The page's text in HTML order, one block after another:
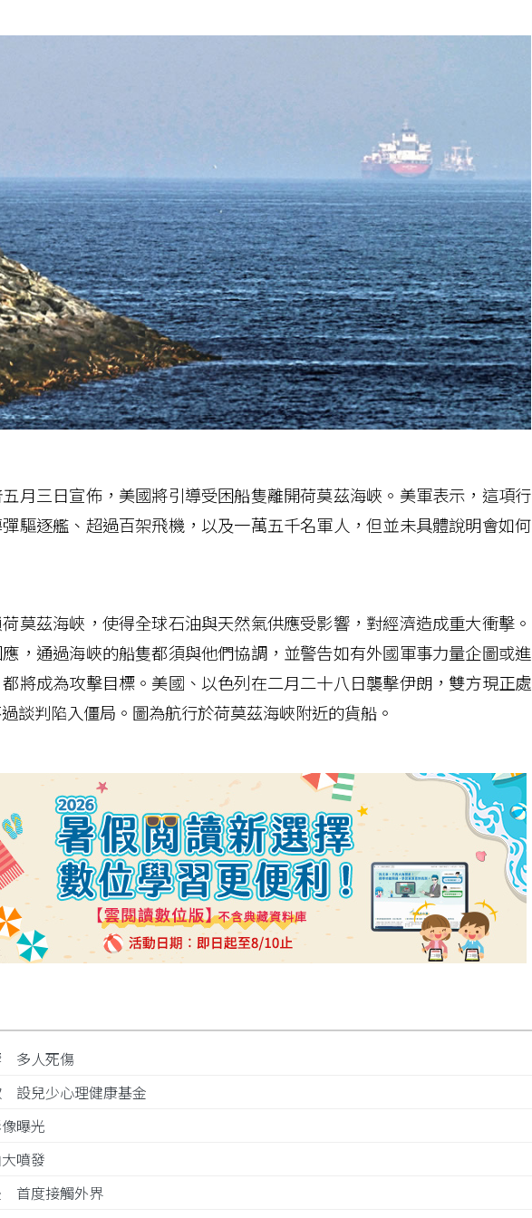
月三日宣佈，美國將引導受困船隻離開荷莫茲海峽。美軍表示，這項行
驅逐艦、超過百架飛機，以及一萬五千名軍人，但並未具體說明會如何
莫茲海峽，使得全球石油與天然氣供應受影響，對經濟造成重大衝擊。
，通過海峽的船隻都須與他們協調，並警告如有外國軍事力量企圖或進
將成為攻擊目標。美國、以色列在二月二十八日襲擊伊朗，雙方現正處
談判陷入僵局。圖為航行於荷莫茲海峽附近的貨船。
多人死傷
設兒少心理健康基金
像曝光
大噴發
首度接觸外界